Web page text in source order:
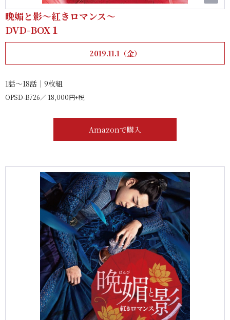
晩媚と影～紅きロマンス～
DVD-BOX１
2019.11.1（金）
1話～18話｜9枚組
OPSD-B726 18,000円+税
Amazonで購入